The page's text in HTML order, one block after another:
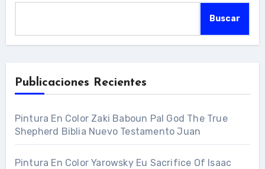
Buscar
Publicaciones Recientes
Pintura En Color Zaki Baboun Pal God The True
Shepherd Biblia Nuevo Testamento Juan
Pintura En Color Yarowsky Eu Sacrifice Of Isaac